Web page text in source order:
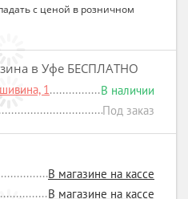
с ценой в розничном
в Уфе БЕСПЛАТНО
1
В наличии
Под заказ
В магазине на кассе
В магазине на кассе